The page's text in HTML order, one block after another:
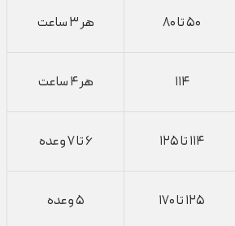
۵۰ تا ۸۰ هر ۳ ساعت
۱۱۴ هر ۴ ساعت
۱۱۴ تا ۱۲۵ ۶ تا ۷ وعده
۱۲۵ تا ۱۷۰ ۵ وعده